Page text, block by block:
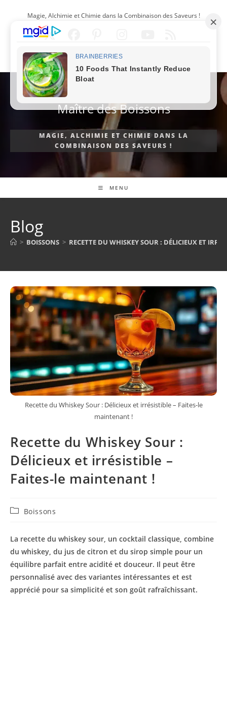
content
Magie, Alchimie et Chimie dans la Combinaison des Saveurs !
FRANÇAIS
Maître des Boissons
MAGIE, ALCHIMIE ET CHIMIE DANS LA
COMBINAISON DES SAVEURS !
MENU
Blog
> BOISSONS > RECETTE DU WHISKEY SOUR : DÉLICIEUX ET
Recette du Whiskey Sour : Délicieux et irrésistible – Faites-le
maintenant !
Recette du Whiskey Sour :
Délicieux et irrésistible –
Faites-le maintenant !
PostBoissons
La recette du whiskey sour, un cocktail classique, combine
du whiskey, du jus de citron et du sirop simple pour un
équilibre parfait entre acidité et douceur. Il peut être
personnalisé avec des variantes intéressantes et est
apprécié pour sa simplicité et son goût rafraîchissant.